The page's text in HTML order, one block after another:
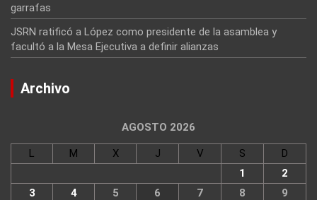
garrafas
JSRN ratificó a López como presidente de la asamblea y
facultó a la Mesa Ejecutiva a definir alianzas
Archivo
AGOSTO 2026
L M X J V S
D
1
2
3
4 5 6 7 8
9